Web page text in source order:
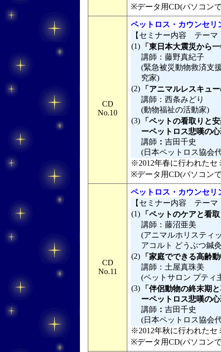
※データ用CD(パソコン
CD
No.10
ペットロス・カウンセ
【セミナー内容 テーマ
(1)
「東日本大震災から
講師：藤野真紀子
(緊急被災動物救済支
究家)
(2)
「アニマルレスキュ
講師：西条みどり
(動物福祉の活動家)
(3)
「ペットの看取りと
ーペットロス悲嘆の
講師 ： 吉田千史
(日本ペットロス協会
※2012年春に行われたセ
※データ用CD(パソコン
CD
No.11
ペットロス・カウンセ
【セミナー内容 テーマ
(1)
「ペットのケアと看
講師：藤沼亜美
(アニマルホリスティ
アコルト どうぶつ鍼
(2)
「家庭でできる高齢
講師：土屋真珠美
(ペットサロン プティ
(3)
「伴侶動物の終末期
ーペットロス悲嘆の
講師 ： 吉田千史
(日本ペットロス協会
※2012年秋に行われたセ
※データ用CD(パソコン